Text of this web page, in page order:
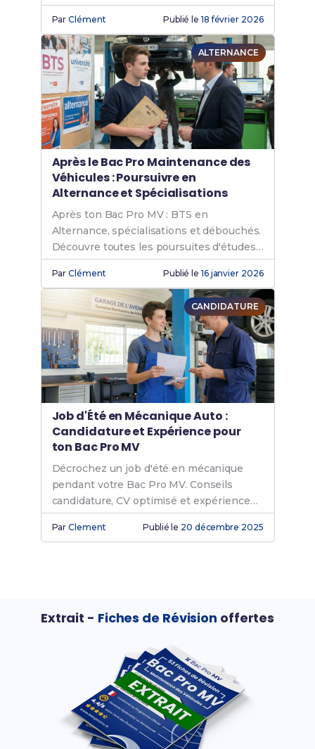
auto !
ParClément Publié le 18 février 2026
ALTERNANCE
Après le Bac Pro Maintenance des
Véhicules : Poursuivre en
Alternance et Spécialisations
Après ton Bac Pro MV : BTS en
Alternance, spécialisations et débouchés.
Découvre toutes les poursuites d'études
possibles.
ParClément Publié le 16 janvier 2026
CANDIDATURE
Job d'Été en Mécanique Auto :
Candidature et Expérience pour
ton Bac Pro MV
Décrochez un job d'été en mécanique
pendant votre Bac Pro MV. Conseils
candidature, CV optimisé et expérience
valorisable pour votre diplôme.
ParClement Publié le 20 décembre 2025
Extrait - Fiches de Révision offertes